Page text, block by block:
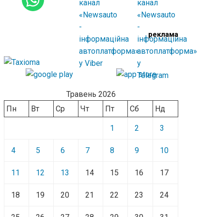
реклама
Травень 2026
Пн
Вт Ср Чт Пт Сб Нд
1 2 3
4 5 6 7 8 9 10
11 12 13 14 15 16 17
18 19 20 21 22 23 24